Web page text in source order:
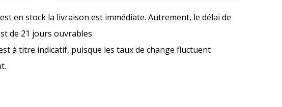
en stock la livraison est immédiate. Autrement, le délai de
de 21 jours ouvrables
à titre indicatif, puisque les taux de change fluctuent